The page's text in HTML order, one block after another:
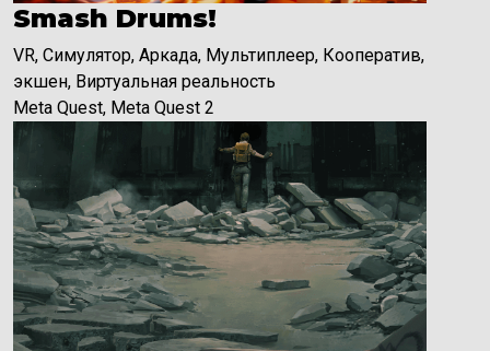
Smash Drums!
VR, Симулятор, Аркада, Мультиплеер, Кооператив,
экшен, Виртуальная реальность
Meta Quest, Meta Quest 2